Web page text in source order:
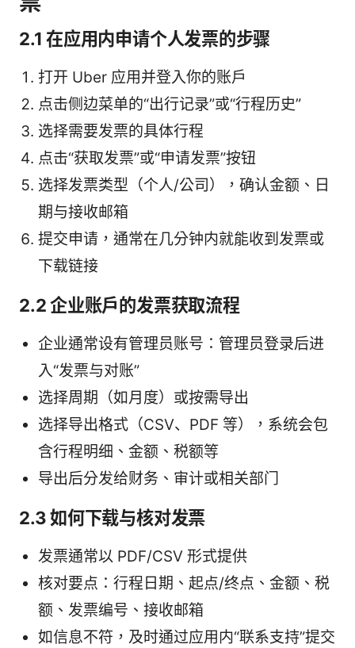
2.1 在应用内申请个人发票的步骤
打开 Uber 应用并登入你的账户
点击侧边菜单的“出行记录”或“行程历史”
选择需要发票的具体行程
点击“获取发票”或“申请发票”按钮
选择发票类型（个人/公司），确认金额、日
期与接收邮箱
提交申请，通常在几分钟内就能收到发票或
下载链接
2.2 企业账户的发票获取流程
企业通常设有管理员账号：管理员登录后进
入“发票与对账”
选择周期（如月度）或按需导出
选择导出格式（CSV、PDF 等），系统会包
含行程明细、金额、税额等
导出后分发给财务、审计或相关部门
2.3 如何下载与核对发票
发票通常以 PDF/CSV 形式提供
核对要点：行程日期、起点/终点、金额、税
额、发票编号、接收邮箱
如信息不符，及时通过应用内“联系支持”提交